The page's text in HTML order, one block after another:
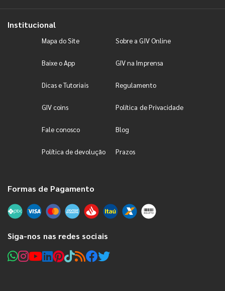
Institucional
Mapa do Site Sobre a GIV Online
Baixe o App GIV na Imprensa
Dicas e Tutoriais Regulamento
GIV coins Política de Privacidade
Fale conosco Blog
Política de devolução Prazos
Formas de Pagamento
Siga-nos nas redes sociais